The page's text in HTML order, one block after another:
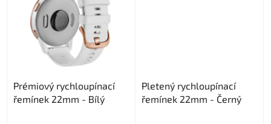
Prémiový rychloupínací
řemínek 22mm - Bílý
Pletený rychloupínací
řemínek 22mm - Černý